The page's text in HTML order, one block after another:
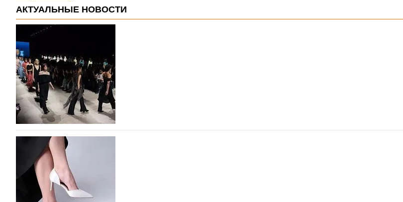
АКТУАЛЬНЫЕ НОВОСТИ
На участие в Московской неделе моды подано 1047 заявок
На участие в седьмой Московской неделе моды, которая пройдет в российской столице с 26 сентября по 1
октября, уже подано 1047 заявок. Примерно половину из них (494) прислали дизайнеры, коллекции
которых не были представлены в…
07.08.2026 623